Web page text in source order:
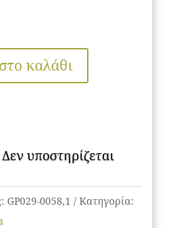
καλάθι
υποστηρίζεται
GP029-0058,1
Κατηγορία: